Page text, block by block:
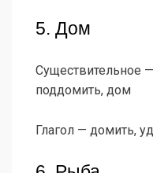
5. Дом
Существительное
поддомить, дом
Глагол — домить,